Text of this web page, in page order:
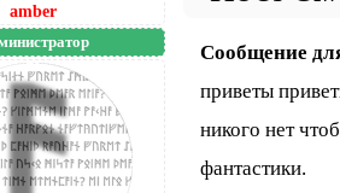
amber
Сообщение
приветы
никого нет
фантастики.